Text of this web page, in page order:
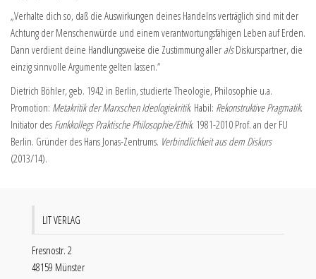
„Verhalte dich so, daß die Auswirkungen deines Handelns verträglich sind mit der
Achtung der Menschenwürde und einem verantwortungsfähigen Leben auf Erden.
Dann verdient deine Handlungsweise die Zustimmung aller alsDiskurspartner, die
einzig sinnvolle Argumente gelten lassen.“
Dietrich Böhler, geb. 1942 in Berlin, studierte Theologie, Philosophie u.a.
Promotion: Metakritik der Marxschen Ideologiekritik. Habil: Rekonstruktive Pragmatik.
Initiator des Funkkollegs Praktische Philosophie/Ethik. 1981-2010 Prof. an der FU
Berlin. Gründer des Hans Jonas-Zentrums. Verbindlichkeit aus dem Diskurs
(2013/14).
LIT VERLAG
Fresnostr. 2
48159 Münster